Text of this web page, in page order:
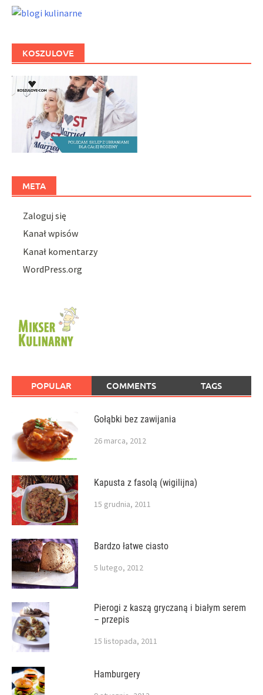
KOSZULOVE
META
Zaloguj się
Kanał wpisów
Kanał komentarzy
WordPress.org
POPULAR COMMENTS TAGS
Gołąbki bez zawijania
26 marca, 2012
Kapusta z fasolą (wigilijna)
15 grudnia, 2011
Bardzo łatwe ciasto
5 lutego, 2012
Pierogi z kaszą gryczaną i białym serem
– przepis
15 listopada, 2011
Hamburgery